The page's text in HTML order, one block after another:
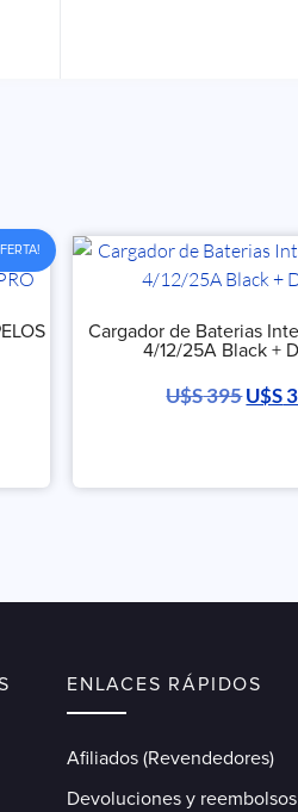
Cargador de Baterias
4/12/25A Black +
U$S395U$S
ENLACES RÁPIDOS
Afiliados (Revendedores)
Devoluciones y reembolsos